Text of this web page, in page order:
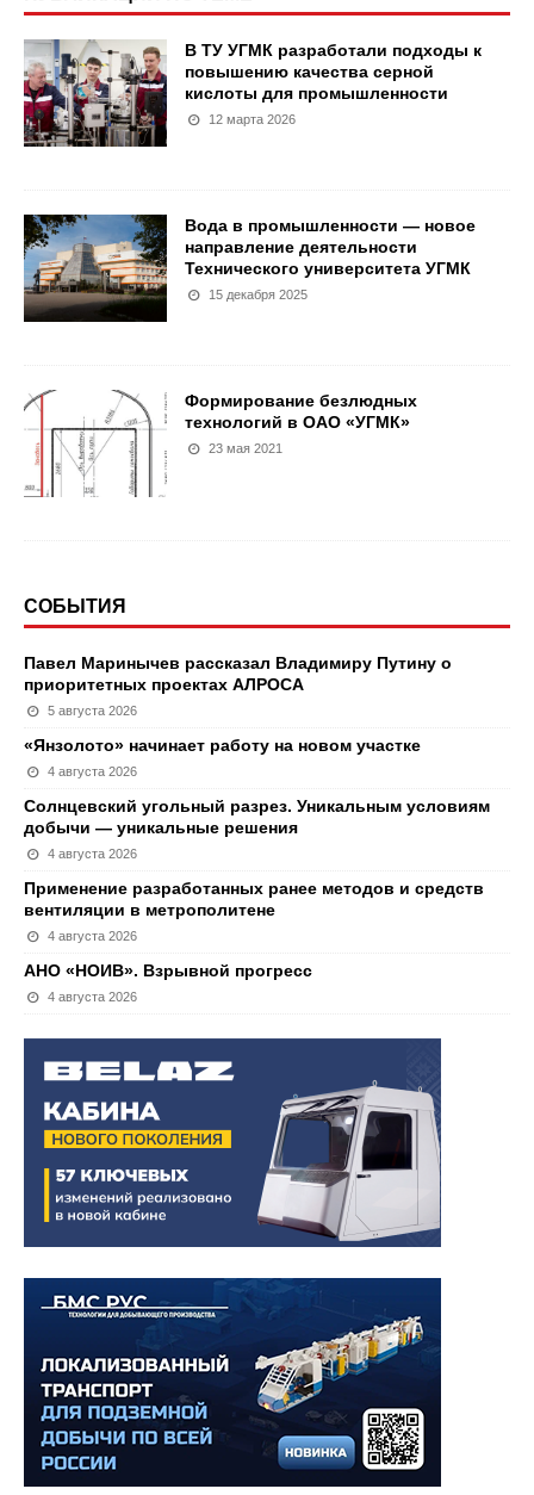
В ТУ УГМК разработали подходы к
повышению качества серной
кислоты для промышленности
12 марта 2026
Вода в промышленности — новое
направление деятельности
Технического университета УГМК
15 декабря 2025
Формирование безлюдных
технологий в ОАО «УГМК»
23 мая 2021
СОБЫТИЯ
Павел Маринычев рассказал Владимиру Путину о
приоритетных проектах АЛРОСА
5 августа 2026
«Янзолото» начинает работу на новом участке
4 августа 2026
Солнцевский угольный разрез. Уникальным условиям
добычи — уникальные решения
4 августа 2026
Применение разработанных ранее методов и средств
вентиляции в метрополитене
4 августа 2026
АНО «НОИВ». Взрывной прогресс
4 августа 2026